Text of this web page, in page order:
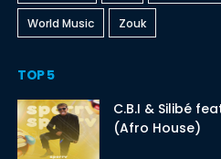
World Music Zouk
TOP 5
C.B.I & Silibé
(Afro House)